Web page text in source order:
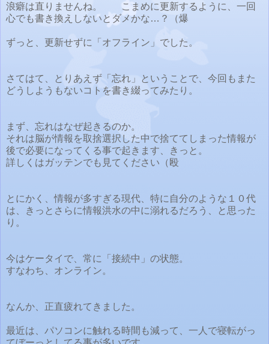
浪癖は直りませんね。 こまめに更新するように、一回
心でも書き換えしないとダメかな…？（爆
ずっと、更新せずに「オフライン」でした。
さてはて、とりあえず「忘れ」ということで、今回もまた
どうしようもないコトを書き綴ってみたり。
まず、忘れはなぜ起きるのか。
それは脳が情報を取捨選択した中で捨ててしまった情報が
後で必要になってくる事で起きます、きっと。
詳しくはガッテンでも見てください（殴
とにかく、情報が多すぎる現代、特に自分のような１０代
は、きっとさらに情報洪水の中に溺れるだろう、と思った
り。
今はケータイで、常に「接続中」の状態。
すなわち、オンライン。
なんか、正直疲れてきました。
最近は、パソコンに触れる時間も減って、一人で寝転がっ